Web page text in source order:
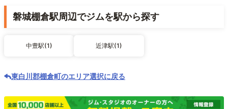
磐城棚倉駅周辺でジムを駅から探す
中豊駅(1) 近津駅(1)
東白川郡棚倉町のエリア選択に戻る